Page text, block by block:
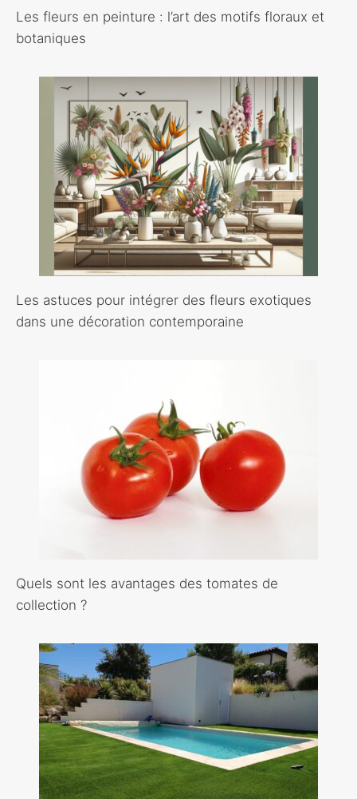
Les fleurs en peinture : l’art des motifs floraux et
botaniques
Les astuces pour intégrer des fleurs exotiques
dans une décoration contemporaine
Quels sont les avantages des tomates de
collection ?